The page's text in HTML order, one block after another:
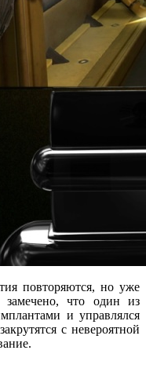
повторяются, но уже
замечено, что один из
и управлялся
с невероятной